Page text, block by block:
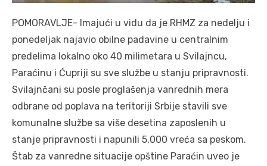
POMORAVLJE- Imajući u vidu da je RHMZ za nedelju i
ponedeljak najavio obilne padavine u centralnim
predelima lokalno oko 40 milimetara u Svilajncu,
Paraćinu i Ćupriji su sve službe u stanju pripravnosti.
Svilajnčani su posle proglašenja vanrednih mera
odbrane od poplava na teritoriji Srbije stavili sve
komunalne službe sa više desetina zaposlenih u
stanje pripravnosti i napunili 5.000 vreća sa peskom.
Štab za vanredne situacije opštine Paraćin uveo je